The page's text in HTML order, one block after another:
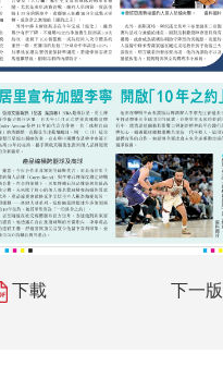
下載 下一版